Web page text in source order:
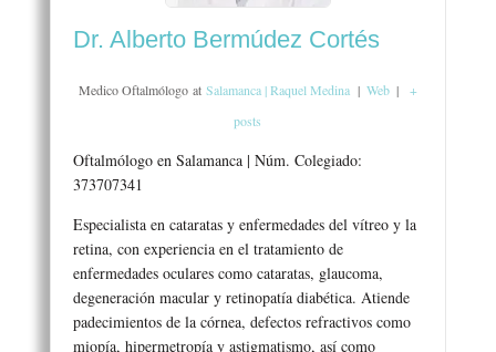
Dr. Alberto Bermúdez Cortés
Medico Oftalmólogo at Salamanca | Raquel Medina | Web |
+
posts
Oftalmólogo en Salamanca | Núm. Colegiado:
373707341
Especialista en cataratas y enfermedades del vítreo y la
retina, con experiencia en el tratamiento de
enfermedades oculares como cataratas, glaucoma,
degeneración macular y retinopatía diabética. Atiende
padecimientos de la córnea, defectos refractivos como
miopía, hipermetropía y astigmatismo, así como